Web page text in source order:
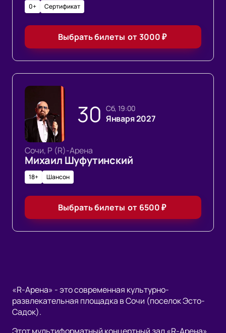
0+ Сертификат
Выбрать билеты от 3000₽
30 сб, 19:00
Января 2027
Сочи, Р (R)-Арена
Михаил Шуфутинский
18+ Шансон
Выбрать билеты от 6500₽
«R-Арена» - это современная культурно-
развлекательная площадка в Сочи (поселок Эсто-
Садок).